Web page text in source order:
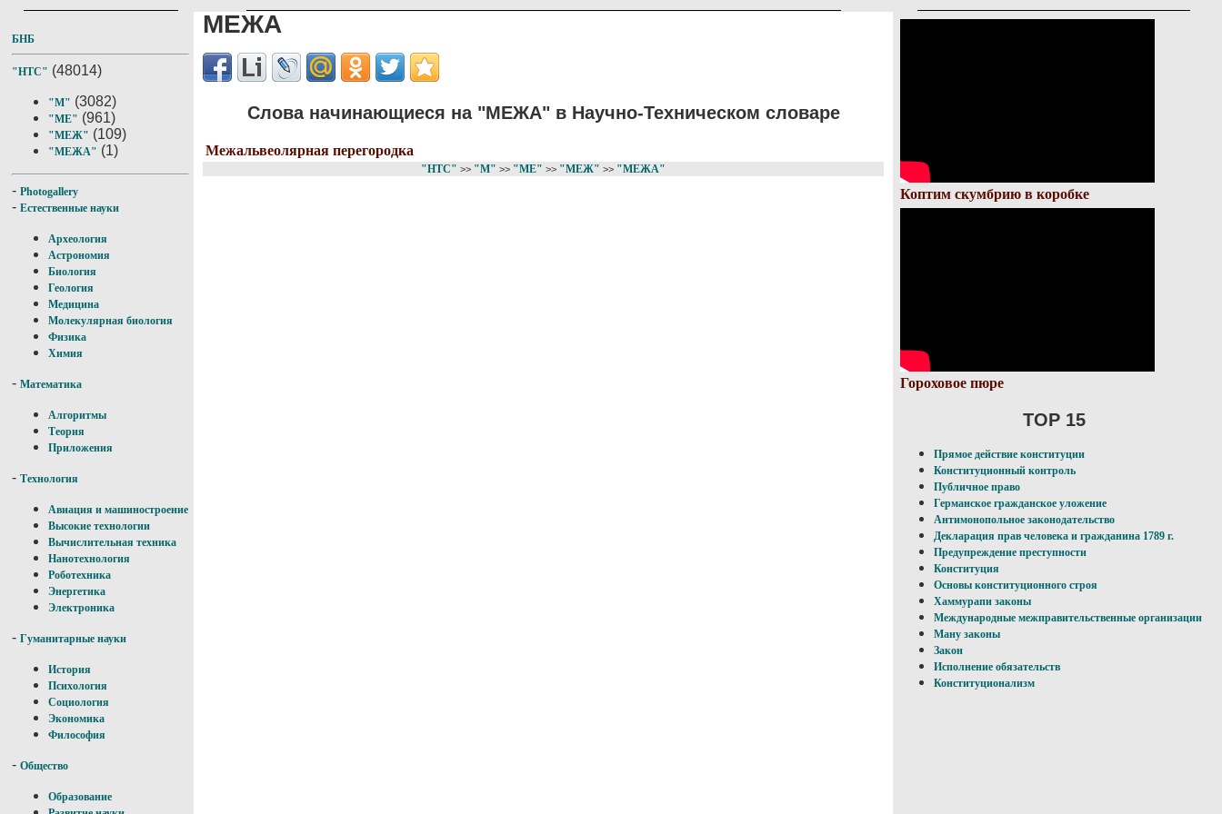
БНБ
"НТС" (48014)
"М" (3082)
"МЕ" (961)
"МЕЖ" (109)
"МЕЖА" (1)
- Photogallery
- Естественные науки
Археология
Астрономия
Биология
Геология
Медицина
Молекулярная биология
Физика
Химия
- Математика
Алгоритмы
Теория
Приложения
- Технология
Авиация и машиностроение
Высокие технологии
Вычислительная техника
Нанотехнология
Роботехника
Энергетика
Электроника
- Гуманитарные науки
История
Психология
Социология
Экономика
Философия
- Общество
Образование
МЕЖА
Слова начинающиеся на "МЕЖА" в Научно-Техническом словаре
Межальвеолярная перегородка
"НТС" >> "М" >> "МЕ" >> "МЕЖ" >> "МЕЖА"
Коптим скумбрию в коробке
Гороховое пюре
TOP 15
Прямое действие конституции
Конституционный контроль
Публичное право
Германское гражданское уложение
Антимонопольное законодательство
Декларация прав человека и гражданина 1789 г.
Предупреждение преступности
Конституция
Основы конституционного строя
Хаммурапи законы
Международные межправительственные организации
Ману законы
Закон
Исполнение обязательств
Конституционализм